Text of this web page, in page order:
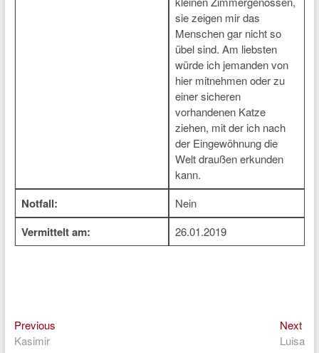
sie zeigen mir das
Menschen gar nicht so
übel sind. Am liebsten
würde ich jemanden von
hier mitnehmen oder zu
einer sicheren
vorhandenen Katze
ziehen, mit der ich nach
der Eingewöhnung die
Welt draußen erkunden
kann.
Notfall: Nein
Vermittelt am: 26.01.2019
Beitragsnavigation
PreviousPrevious
Kasimir
Next
Luisa